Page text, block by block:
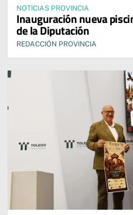
NOTICIAS PROVINCIA
Inauguración nueva
de la Diputación
REDACCIÓN PROVINCIA